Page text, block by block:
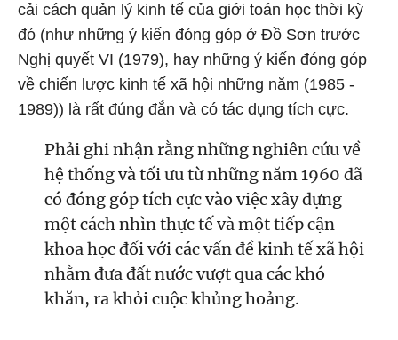
cải cách quản lý kinh tế của giới toán học thời kỳ
đó (như những ý kiến đóng góp ở Đồ Sơn trước
Nghị quyết VI (1979), hay những ý kiến đóng góp
về chiến lược kinh tế xã hội những năm (1985 -
1989)) là rất đúng đắn và có tác dụng tích cực.
Phải ghi nhận rằng những nghiên cứu về
hệ thống và tối ưu từ những năm 1960 đã
có đóng góp tích cực vào việc xây dựng
một cách nhìn thực tế và một tiếp cận
khoa học đối với các vấn đề kinh tế xã hội
nhằm đưa đất nước vượt qua các khó
khăn, ra khỏi cuộc khủng hoảng.